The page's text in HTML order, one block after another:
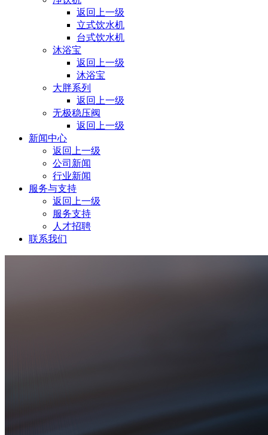
返回上一级
立式饮水机
台式饮水机
沐浴宝
返回上一级
沐浴宝
大胖系列
返回上一级
⽆极稳压阀
返回上一级
新闻中心
返回上一级
公司新闻
行业新闻
服务与支持
返回上一级
服务支持
人才招聘
联系我们